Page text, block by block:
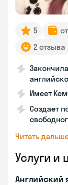
5
2 отзыва
Имеет
Создает
Читать
Услуги и
Английский